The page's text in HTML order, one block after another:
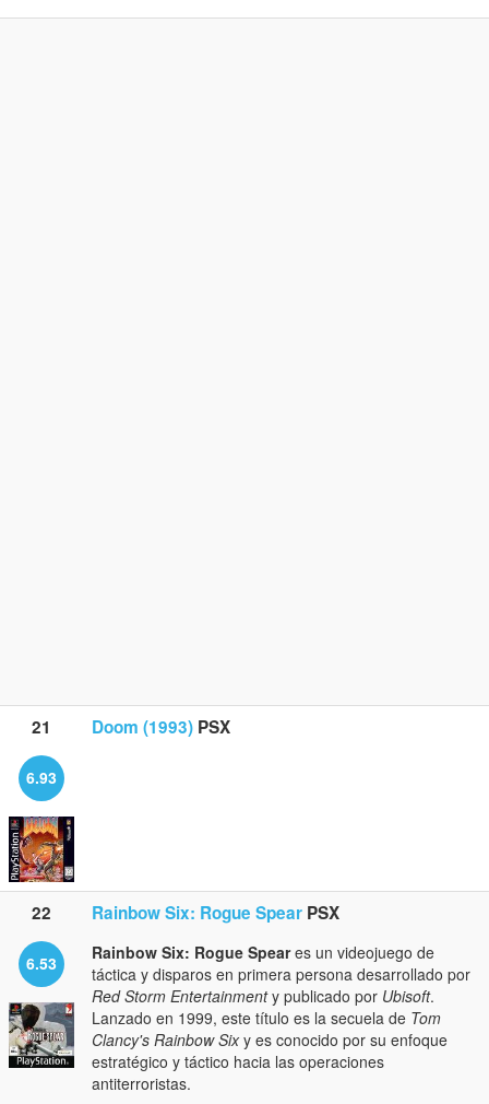
21 Doom (1993) PSX
6.93
22 Rainbow Six: Rogue Spear PSX
6.53 Rainbow Six: Rogue Speares un videojuego de
táctica y disparos en primera persona desarrollado por
Red Storm Entertainmenty publicado por Ubisoft.
Lanzado en 1999, este título es la secuela de Tom
Clancy's Rainbow Sixy es conocido por su enfoque
estratégico y táctico hacia las operaciones
antiterroristas.